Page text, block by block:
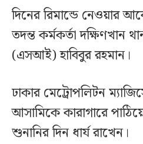
দিনের রিমান্ডে নেওয়ার
তদন্ত কর্মকর্তা দক্ষিণখান
(এসআই) হাবিবুর রহমান।
ঢাকার মেট্রোপলিটন
আসামিকে কারাগারে
শুনানির দিন ধার্য রাখেন।